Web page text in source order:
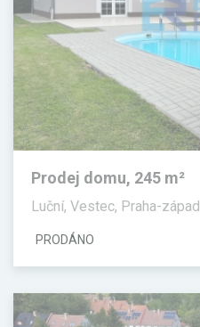
Prodej domu, 245 m²
Luční, Vestec, Praha-západ
PRODÁNO